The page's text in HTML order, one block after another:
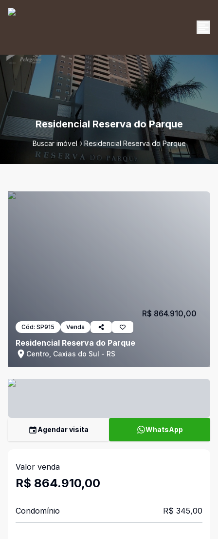
Residencial Reserva do Parque
Buscar imóvel Residencial Reserva do Parque
Cód: SP915 Venda
Residencial Reserva do Parque
Centro, Caxias do Sul - RS
R$ 864.910,00
Agendar visita WhatsApp
Valor venda
R$ 864.910,00
Condomínio R$ 345,00